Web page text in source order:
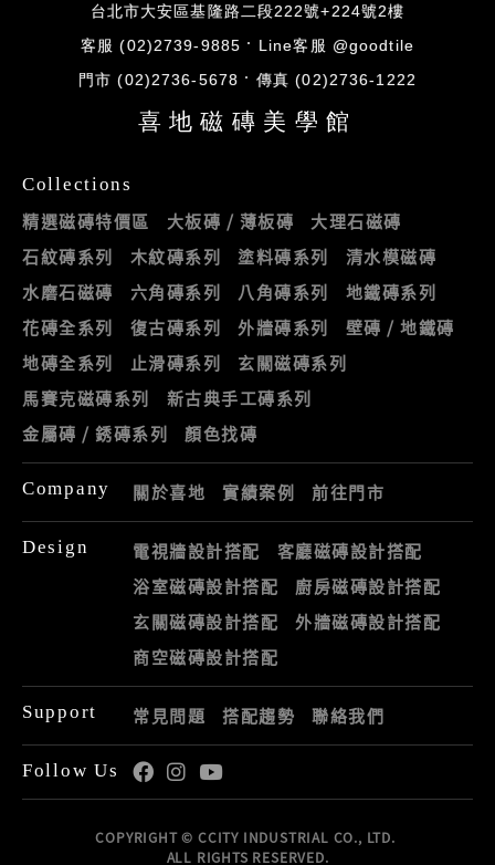
台北市大安區基隆路二段222號+224號2樓
客服 (02)2739-9885 Line客服 @goodtile
門市 (02)2736-5678 傳真 (02)2736-1222
喜地磁磚美學館
Collections
精選磁磚特價區 大板磚 / 薄板磚
大理石磁磚
石紋磚系列
木紋磚系列 塗料磚系列
清水模磁磚
水磨石磁磚
六角磚系列 八角磚系列
地鐵磚系列
花磚全系列
復古磚系列 外牆磚系列
壁磚 / 地鐵磚
地磚全系列
止滑磚系列
玄關磁磚系列
馬賽克磁磚系列
新古典手工磚系列
金屬磚 / 銹磚系列
顏色找磚
Company 關於喜地 實績案例 前往門市
Design 電視牆設計搭配
客廳磁磚設計搭配
浴室磁磚設計搭配
廚房磁磚設計搭配
玄關磁磚設計搭配
外牆磁磚設計搭配
商空磁磚設計搭配
Support 常見問題 搭配趨勢 聯絡我們
Follow Us
COPYRIGHT © CCITY INDUSTRIAL CO., LTD.
ALL RIGHTS RESERVED.